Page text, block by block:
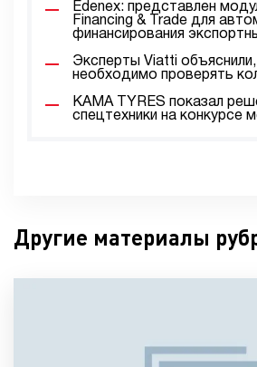
Edenex: представлен
Financing & Trade для
финансирования
Эксперты Viatti
необходимо проверять
KAMA TYRES показал
спецтехники на конкурсе
Другие материалы